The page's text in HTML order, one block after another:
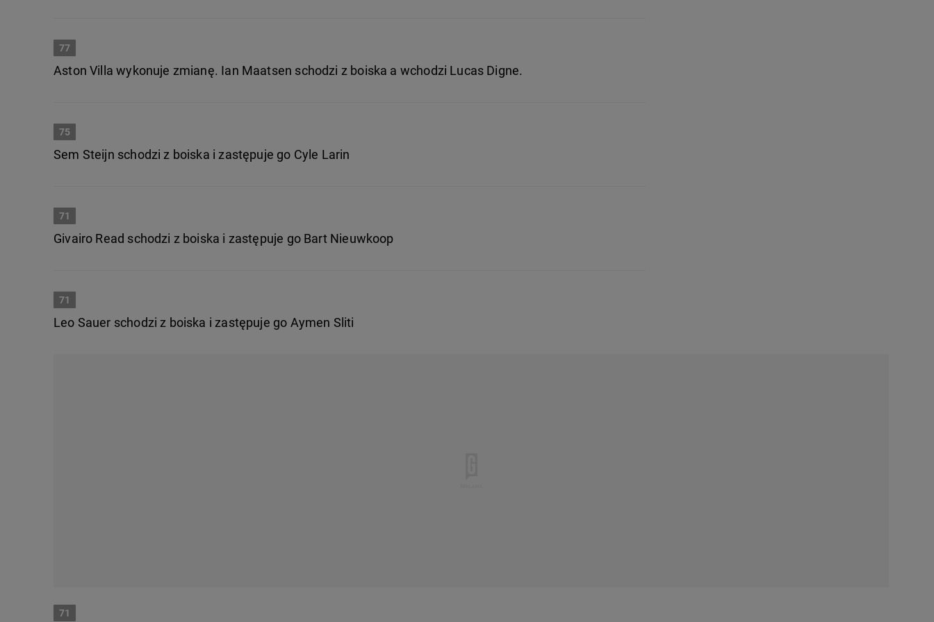
77
Aston Villa wykonuje zmianę. Ian Maatsen schodzi z boiska a wchodzi Lucas Digne.
75
Sem Steijn schodzi z boiska i zastępuje go Cyle Larin
71
Givairo Read schodzi z boiska i zastępuje go Bart Nieuwkoop
71
Leo Sauer schodzi z boiska i zastępuje go Aymen Sliti
71